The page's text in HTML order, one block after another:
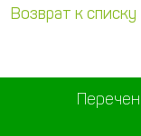
Возврат к списку